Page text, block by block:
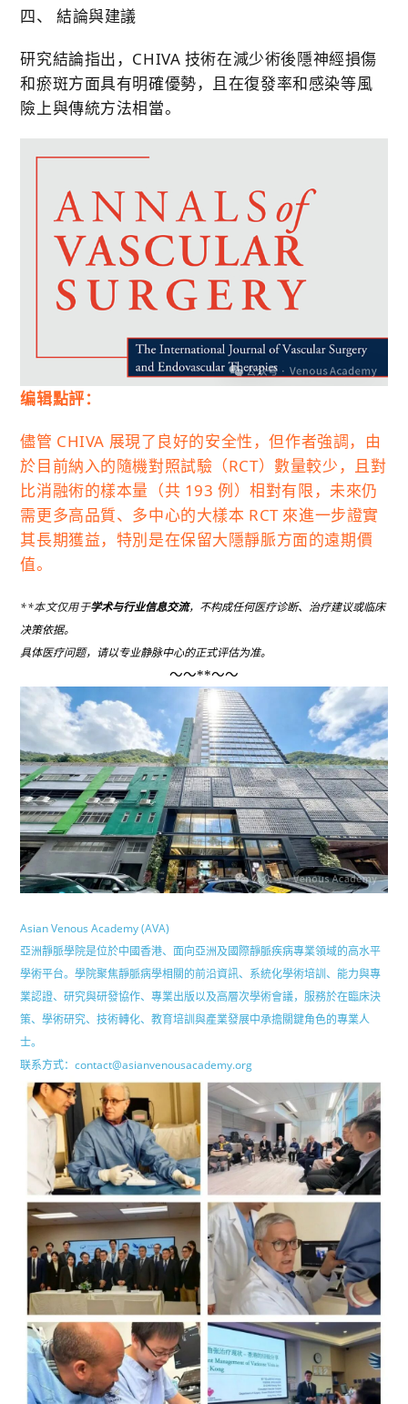
四、 結論與建議
研究結論指出，CHIVA 技術在減少術後隱神經損傷
和瘀斑方面具有明確優勢，且在復發率和感染等風
險上與傳統方法相當。
编辑點評：
儘管 CHIVA 展現了良好的安全性，但作者強調，由
於目前納入的隨機對照試驗（RCT）數量較少，且對
比消融術的樣本量（共 193 例）相對有限，未來仍
需更多高品質、多中心的大樣本 RCT 來進一步證實
其長期獲益，特別是在保留大隱靜脈方面的遠期價
值。
**本文仅用于学术与行业信息交流，不构成任何医疗诊断、治疗建议或临床
决策依据。
具体医疗问题，请以专业静脉中心的正式评估为准。
～～**～～
Asian Venous Academy (AVA)
亞洲靜脈學院是位於中國香港、面向亞洲及國際靜脈疾病專業領域的高水平
學術平台。學院聚焦靜脈病學相關的前沿資訊、系統化學術培訓、能力與專
業認證、研究與研發協作、專業出版以及高層次學術會議，服務於在臨床決
策、學術研究、技術轉化、教育培訓與產業發展中承擔關鍵角色的專業人
士。
联系方式：contact@asianvenousacademy.org